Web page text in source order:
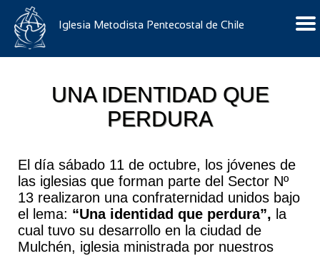
Iglesia Metodista Pentecostal de Chile
UNA IDENTIDAD QUE
PERDURA
El día sábado 11 de octubre, los jóvenes de
las iglesias que forman parte del Sector Nº
13 realizaron una confraternidad unidos bajo
el lema: “Una identidad que perdura”, la
cual tuvo su desarrollo en la ciudad de
Mulchén, iglesia ministrada por nuestros